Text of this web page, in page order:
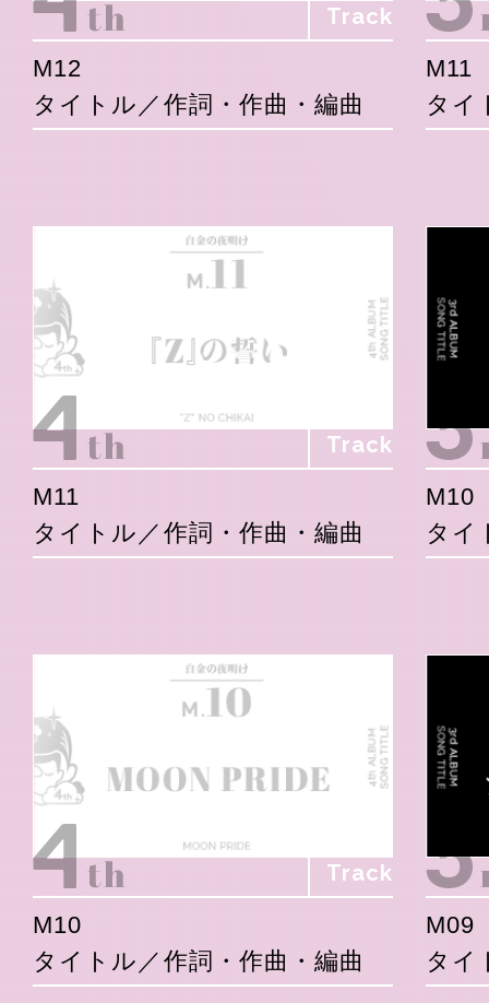
Track
M12
タイトル／作詞・作曲・編曲
M11
タイ
Track
M11
タイトル／作詞・作曲・編曲
M10
タイ
Track
M10
タイトル／作詞・作曲・編曲
M09
タイ